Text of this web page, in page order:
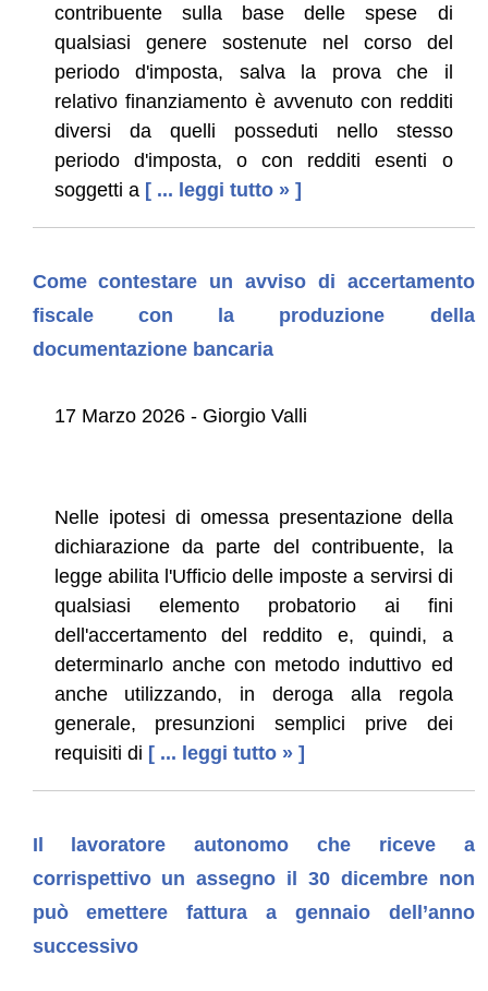
contribuente sulla base delle spese di
qualsiasi genere sostenute nel corso del
periodo d'imposta, salva la prova che il
relativo finanziamento è avvenuto con redditi
diversi da quelli posseduti nello stesso
periodo d'imposta, o con redditi esenti o
soggetti a [ ... leggi tutto » ]
Come contestare un avviso di accertamento
fiscale con la produzione della
documentazione bancaria
17 Marzo 2026 - Giorgio Valli
Nelle ipotesi di omessa presentazione della
dichiarazione da parte del contribuente, la
legge abilita l'Ufficio delle imposte a servirsi di
qualsiasi elemento probatorio ai fini
dell'accertamento del reddito e, quindi, a
determinarlo anche con metodo induttivo ed
anche utilizzando, in deroga alla regola
generale, presunzioni semplici prive dei
requisiti di [ ... leggi tutto » ]
Il lavoratore autonomo che riceve a
corrispettivo un assegno il 30 dicembre non
può emettere fattura a gennaio dell’anno
successivo